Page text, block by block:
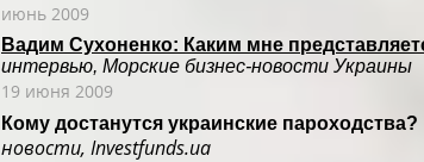
июнь 2009
Вадим Сухоненко: Каким мне
интервью, Морские бизнес-новости Украины
19 июня 2009
Кому достанутся украинские пароходства?
новости, Investfunds.ua